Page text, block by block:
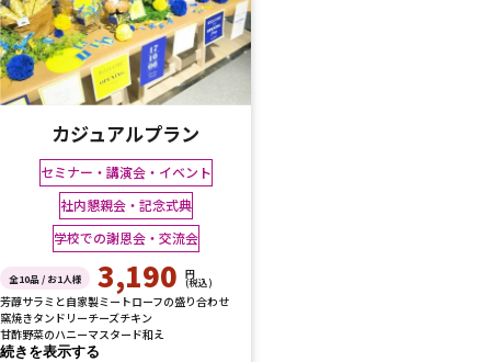
カジュアルプラン
セミナー・講演会・イベント
社内懇親会・記念式典
学校での謝恩会・交流会
全10品 / お1人様 3,190 円
(税込)
芳醇サラミと自家製ミートローフの盛り合わせ
窯焼きタンドリーチーズチキン
甘酢野菜のハニーマスタード和え
続きを表示する